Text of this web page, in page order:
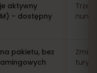
aktywny
– dostępny
pakietu, bez